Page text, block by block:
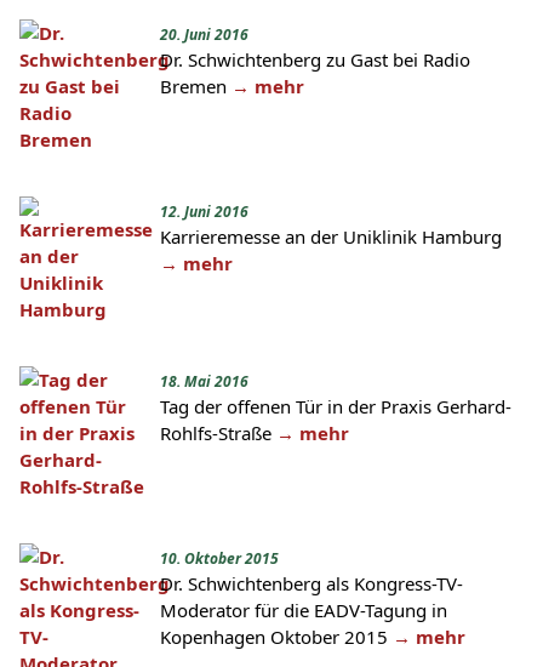
20. Juni 2016
Dr. Schwichtenberg zu Gast bei Radio
Bremen → mehr
12. Juni 2016
Karrieremesse an der Uniklinik Hamburg
→ mehr
18. Mai 2016
Tag der offenen Tür in der Praxis Gerhard-
Rohlfs-Straße → mehr
10. Oktober 2015
Dr. Schwichtenberg als Kongress-TV-
Moderator für die EADV-Tagung in
Kopenhagen Oktober 2015 → mehr